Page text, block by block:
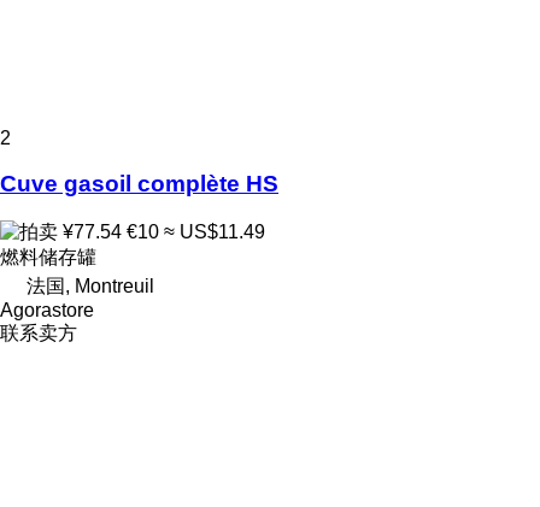
2
Cuve gasoil complète HS
¥77.54 €10 ≈ US$11.49
燃料储存罐
法国, Montreuil
Agorastore
联系卖方